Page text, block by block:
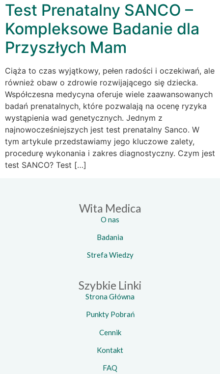
Test Prenatalny SANCO –
Kompleksowe Badanie dla
Przyszłych Mam
Ciąża to czas wyjątkowy, pełen radości i oczekiwań, ale
również obaw o zdrowie rozwijającego się dziecka.
Współczesna medycyna oferuje wiele zaawansowanych
badań prenatalnych, które pozwalają na ocenę ryzyka
wystąpienia wad genetycznych. Jednym z
najnowocześniejszych jest test prenatalny Sanco. W
tym artykule przedstawiamy jego kluczowe zalety,
procedurę wykonania i zakres diagnostyczny. Czym jest
test SANCO? Test […]
Wita Medica
O nas
Badania
Strefa Wiedzy
Szybkie Linki
Strona Główna
Punkty Pobrań
Cennik
Kontakt
FAQ